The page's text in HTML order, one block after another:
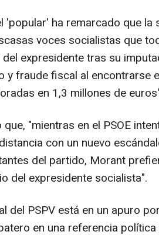
'popular' ha remarcado que la
voces socialistas que
expresidente tras su
y fraude fiscal al encontrarse
en 1,3 millones de
"mientras en el PSOE
con un nuevo
del partido, Morant
del expresidente socialista".
del PSPV está en un apuro
en una referencia